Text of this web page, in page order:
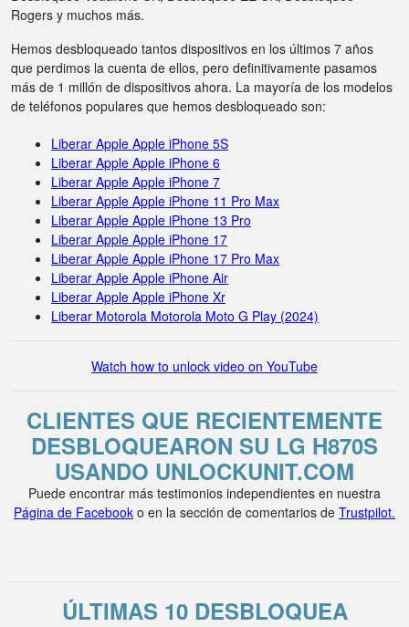
Rogers y muchos más.
Hemos desbloqueado tantos dispositivos en los últimos 7 años
que perdimos la cuenta de ellos, pero definitivamente pasamos
más de 1 millón de dispositivos ahora. La mayoría de los modelos
de teléfonos populares que hemos desbloqueado son:
Liberar Apple Apple iPhone 5S
Liberar Apple Apple iPhone 6
Liberar Apple Apple iPhone 7
Liberar Apple Apple iPhone 11 Pro Max
Liberar Apple Apple iPhone 13 Pro
Liberar Apple Apple iPhone 17
Liberar Apple Apple iPhone 17 Pro Max
Liberar Apple Apple iPhone Air
Liberar Apple Apple iPhone Xr
Liberar Motorola Motorola Moto G Play (2024)
Watch how to unlock video on YouTube
CLIENTES QUE RECIENTEMENTE
DESBLOQUEARON SU LG H870S
USANDO UNLOCKUNIT.COM
Puede encontrar más testimonios independientes en nuestra
Página de Facebook o en la sección de comentarios de Trustpilot.
ÚLTIMAS 10 DESBLOQUEA